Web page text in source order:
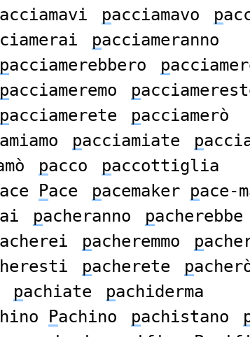
acciamavi pacciamavo p
pacciameranno
pacciamerebbero p
pacciameremo p
pacciamerete pacciamerò
pacciamiate p
pacco paccottiglia
ace Pace pacemaker pace-
pacheranno pacherebbe
acherei pacheremmo p
pacherete p
pachiate pachiderma
Pachino pachistano